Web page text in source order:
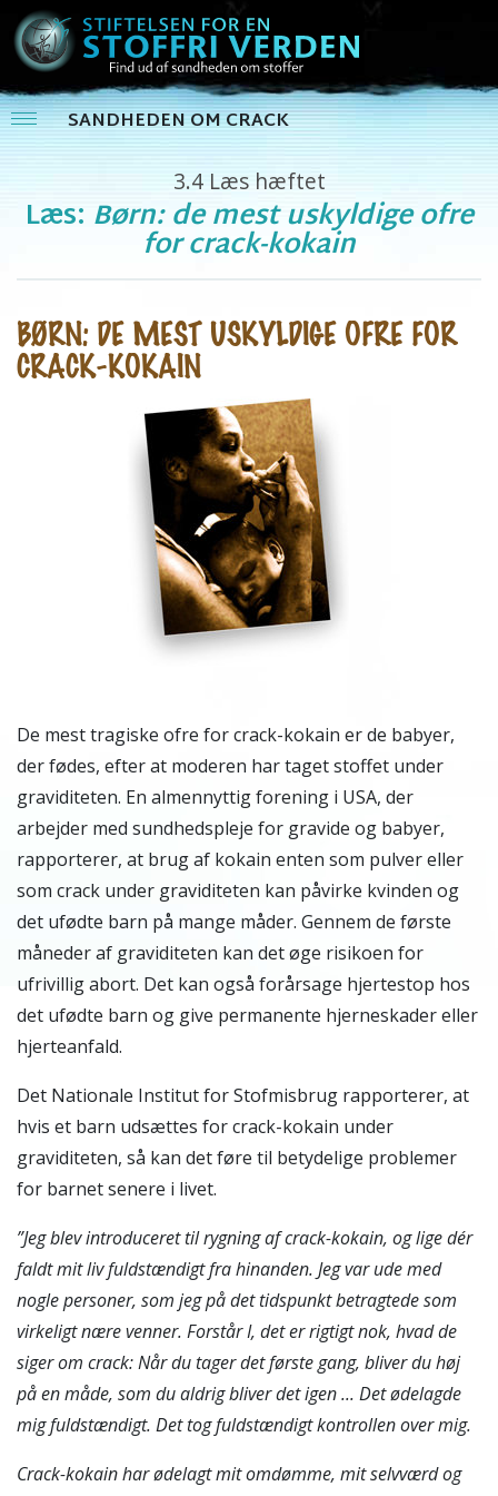
SANDHEDEN OM CRACK
3.4Læs hæftet
Læs: Børn: de mest uskyldige ofre
for crack-kokain
BØRN: DE MEST USKYLDIGE OFRE FOR
CRACK-KOKAIN
De mest tragiske ofre for crack-kokain er de babyer,
der fødes, efter at moderen har taget stoffet under
graviditeten. En almennyttig forening i USA, der
arbejder med sundhedspleje for gravide og babyer,
rapporterer, at brug af kokain enten som pulver eller
som crack under graviditeten kan påvirke kvinden og
det ufødte barn på mange måder. Gennem de første
måneder af graviditeten kan det øge risikoen for
ufrivillig abort. Det kan også forårsage hjertestop hos
det ufødte barn og give permanente hjerneskader eller
hjerteanfald.
Det Nationale Institut for Stofmisbrug rapporterer, at
hvis et barn udsættes for crack-kokain under
graviditeten, så kan det føre til betydelige problemer
for barnet senere i livet.
”Jeg blev introduceret til rygning af crack-kokain, og lige dér
faldt mit liv fuldstændigt fra hinanden. Jeg var ude med
nogle personer, som jeg på det tidspunkt betragtede som
virkeligt nære venner. Forstår I, det er rigtigt nok, hvad de
siger om crack: Når du tager det første gang, bliver du høj
på en måde, som du aldrig bliver det igen ... Det ødelagde
mig fuldstændigt. Det tog fuldstændigt kontrollen over mig.
Crack-kokain har ødelagt mit omdømme, mit selvværd og